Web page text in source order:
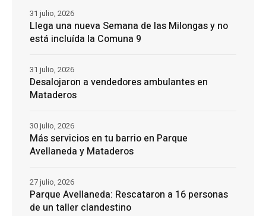
Llega una nueva Semana de las Milongas y no
está incluída la Comuna 9
31 julio, 2026
Desalojaron a vendedores ambulantes en
Mataderos
31 julio, 2026
Más servicios en tu barrio en Parque
Avellaneda y Mataderos
30 julio, 2026
Parque Avellaneda: Rescataron a 16 personas
de un taller clandestino
27 julio, 2026